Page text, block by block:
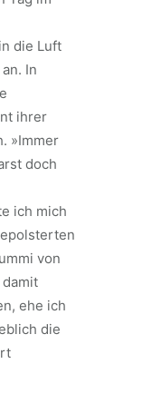
die Luft
In
ihrer
»Immer
doch
ich mich
von
ehe ich
die